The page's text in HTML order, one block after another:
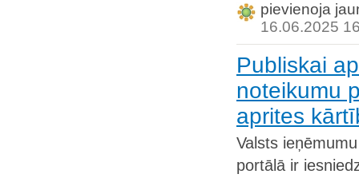
pievienoja
16.06.2025
Publiskai
noteikumu
aprites
Valsts
portālā ir